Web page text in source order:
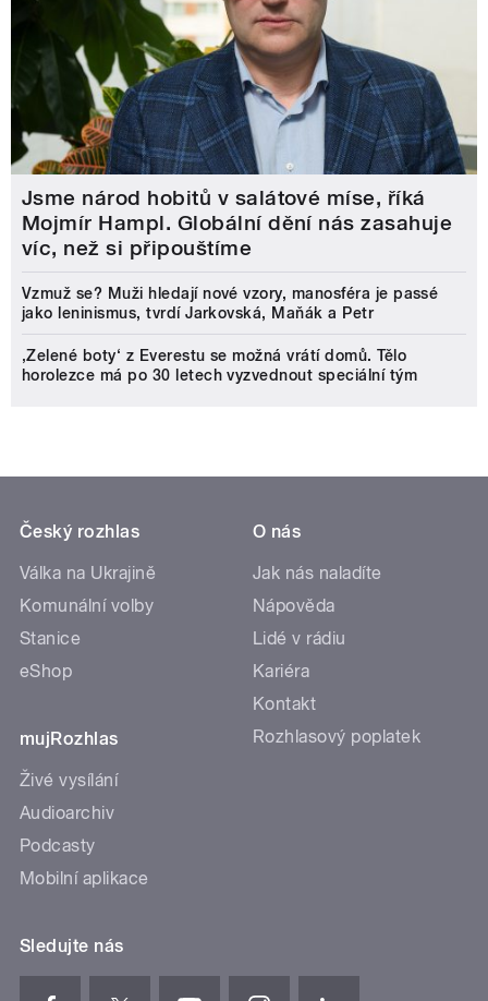
Jsme národ hobitů v salátové míse, říká
Mojmír Hampl. Globální dění nás zasahuje
víc, než si připouštíme
Vzmuž se? Muži hledají nové vzory, manosféra je passé
jako leninismus, tvrdí Jarkovská, Maňák a Petr
‚Zelené boty‘ z Everestu se možná vrátí domů. Tělo
horolezce má po 30 letech vyzvednout speciální tým
Český rozhlas
Válka na Ukrajině
Komunální volby
Stanice
eShop
mujRozhlas
Živé vysílání
Audioarchiv
Podcasty
Mobilní aplikace
O nás
Jak nás naladíte
Nápověda
Lidé v rádiu
Kariéra
Kontakt
Rozhlasový poplatek
Sledujte nás